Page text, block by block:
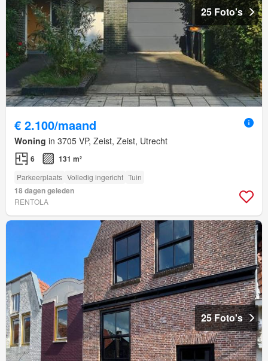
25 Foto's
€ 2.100/maand
Woning in 3705 VP, Zeist, Zeist, Utrecht
6 131 m²
Parkeerplaats Volledig ingericht Tuin
18 dagen geleden
RENTOLA
25 Foto's